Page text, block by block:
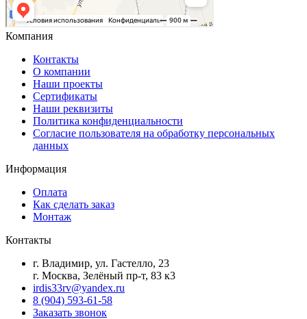
Компания
Контакты
О компании
Наши проекты
Сертификаты
Наши реквизиты
Политика конфиденциальности
Согласие пользователя на обработку персональных
данных
Информация
Оплата
Как сделать заказ
Монтаж
Контакты
г. Владимир, ул. Гастелло, 23
г. Москва, Зелёный пр-т, 83 к3
irdis33rv@yandex.ru
8 (904) 593-61-58
Заказать звонок